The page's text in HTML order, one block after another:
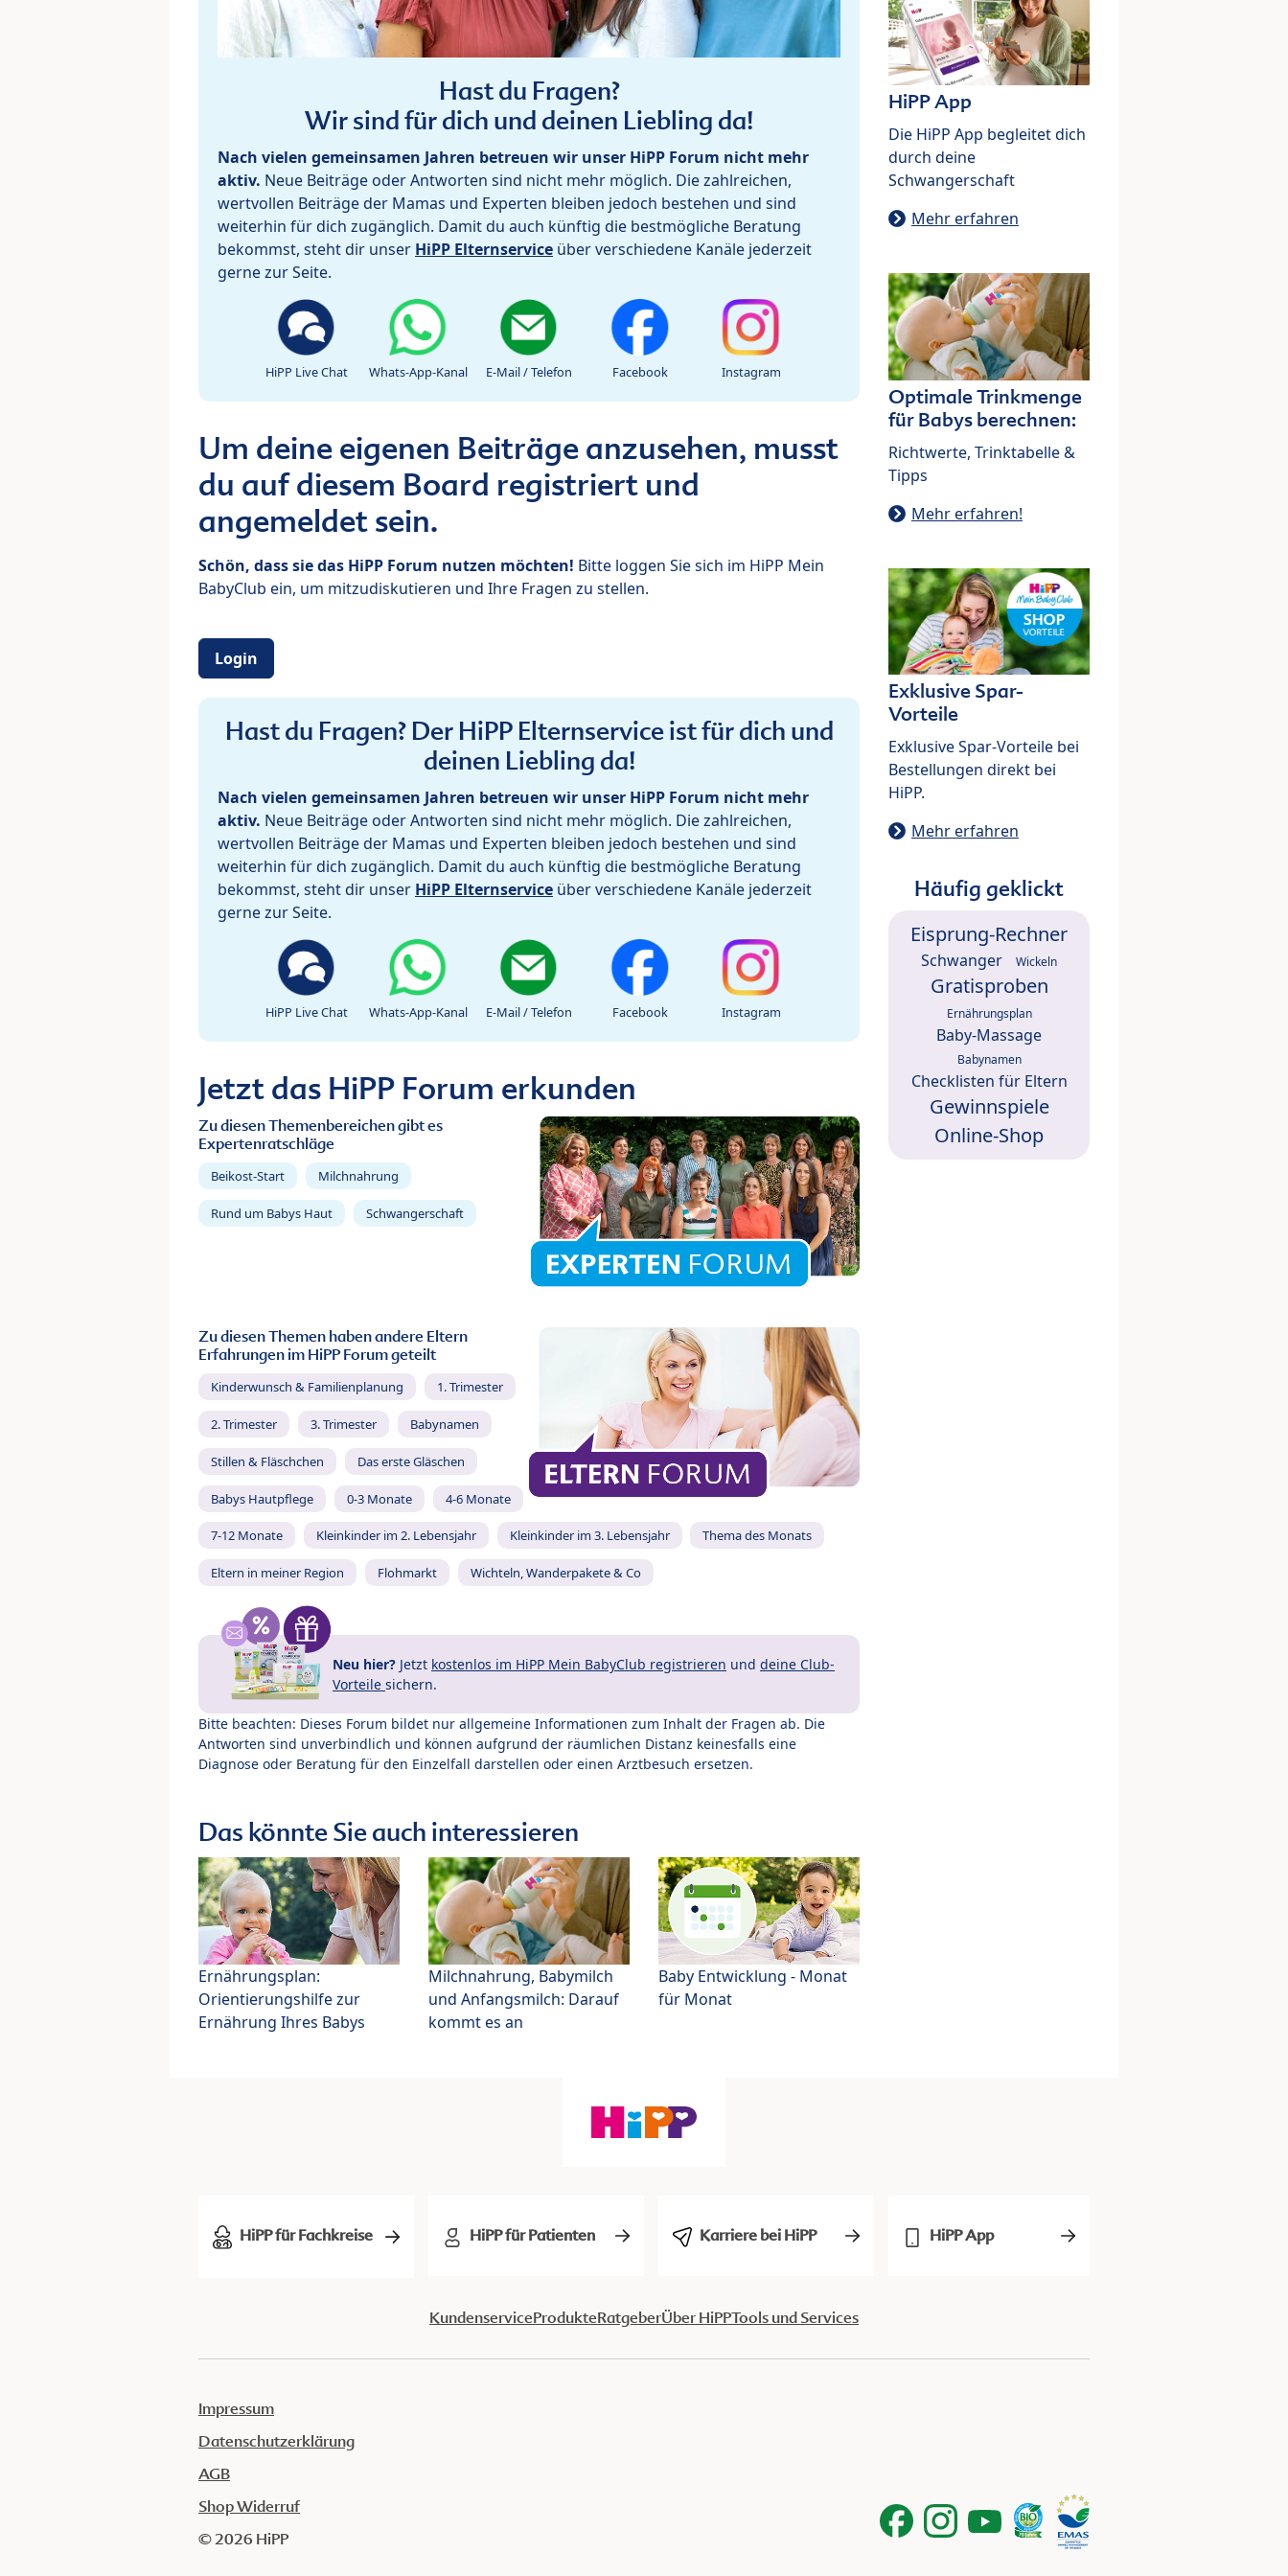
Hast du Fragen?
Wir sind für dich und deinen Liebling da!
Nach vielen gemeinsamen Jahren betreuen wir unser HiPP Forum nicht mehr
aktiv. Neue Beiträge oder Antworten sind nicht mehr möglich. Die zahlreichen,
wertvollen Beiträge der Mamas und Experten bleiben jedoch bestehen und sind
weiterhin für dich zugänglich. Damit du auch künftig die bestmögliche Beratung
bekommst, steht dir unser HiPP Elternservice über verschiedene Kanäle jederzeit
gerne zur Seite.
HiPP Live Chat Whats-App-Kanal E-Mail / Telefon Facebook Instagram
Um deine eigenen Beiträge anzusehen, musst
du auf diesem Board registriert und
angemeldet sein.
Schön, dass sie das HiPP Forum nutzen möchten! Bitte loggen Sie sich im HiPP Mein
BabyClub ein, um mitzudiskutieren und Ihre Fragen zu stellen.
Login
Hast du Fragen? Der HiPP Elternservice ist für dich und
deinen Liebling da!
Nach vielen gemeinsamen Jahren betreuen wir unser HiPP Forum nicht mehr
aktiv. Neue Beiträge oder Antworten sind nicht mehr möglich. Die zahlreichen,
wertvollen Beiträge der Mamas und Experten bleiben jedoch bestehen und sind
weiterhin für dich zugänglich. Damit du auch künftig die bestmögliche Beratung
bekommst, steht dir unser HiPP Elternservice über verschiedene Kanäle jederzeit
gerne zur Seite.
HiPP Live Chat Whats-App-Kanal E-Mail / Telefon Facebook Instagram
Jetzt das HiPP Forum erkunden
Zu diesen Themenbereichen gibt es
Expertenratschläge
Beikost-Start Milchnahrung
Rund um Babys Haut Schwangerschaft
Zu diesen Themen haben andere Eltern
Erfahrungen im HiPP Forum geteilt
Kinderwunsch & Familienplanung 1. Trimester
2. Trimester 3. Trimester Babynamen
Stillen & Fläschchen Das erste Gläschen
Babys Hautpflege 0-3 Monate 4-6 Monate
7-12 Monate Kleinkinder im 2. Lebensjahr Kleinkinder im 3. Lebensjahr Thema des Monats
Eltern in meiner Region Flohmarkt Wichteln, Wanderpakete & Co
Neu hier? Jetzt kostenlos im HiPP Mein BabyClub registrieren und deine Club-
Vorteile sichern.
Bitte beachten: Dieses Forum bildet nur allgemeine Informationen zum Inhalt der Fragen ab. Die
Antworten sind unverbindlich und können aufgrund der räumlichen Distanz keinesfalls eine
Diagnose oder Beratung für den Einzelfall darstellen oder einen Arztbesuch ersetzen.
Das könnte Sie auch interessieren
Ernährungsplan:
Orientierungshilfe zur
Ernährung Ihres Babys
Milchnahrung, Babymilch
und Anfangsmilch: Darauf
kommt es an
Baby Entwicklung - Monat
für Monat
HiPP App
Die HiPP App begleitet dich
durch deine
Schwangerschaft
Mehr erfahren
Optimale Trinkmenge
für Babys berechnen:
Richtwerte, Trinktabelle &
Tipps
Mehr erfahren!
Exklusive Spar-
Vorteile
Exklusive Spar-Vorteile bei
Bestellungen direkt bei
HiPP.
Mehr erfahren
Häufig geklickt
Eisprung-Rechner
Schwanger Wickeln
Gratisproben
Ernährungsplan
Baby-Massage
Babynamen
Checklisten für Eltern
Gewinnspiele
Online-Shop
HiPP für Fachkreise HiPP für Patienten Karriere bei HiPP HiPP App
KundenserviceProdukteRatgeberÜber HiPPTools und Services
Impressum
Datenschutzerklärung
AGB
Shop Widerruf
© 2026 HiPP